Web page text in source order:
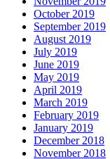
October 2019
September 2019
August 2019
July 2019
June 2019
May 2019
April 2019
March 2019
February 2019
January 2019
December 2018
November 2018